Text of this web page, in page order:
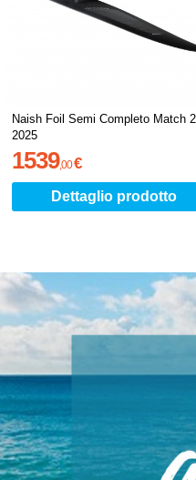
Naish Foil Semi Completo Match 2
2025
1539,00€
Dettaglio prodotto